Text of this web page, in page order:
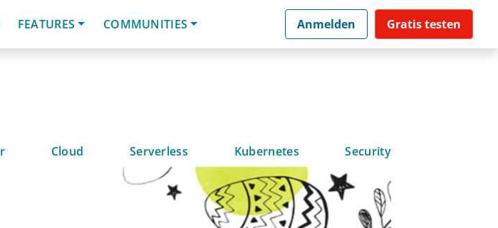
FEATURES COMMUNITIES Anmelden Gratis testen
Cloud Serverless Kubernetes Security